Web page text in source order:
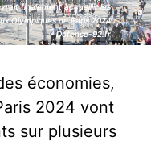
finalement accueillir les
Olympiques de Paris 2024
- Defense-92.fr
finalement accueillir les
Olympiques de Paris 2024
- Defense-92.fr
économies,
2024 vont
sur plusieurs